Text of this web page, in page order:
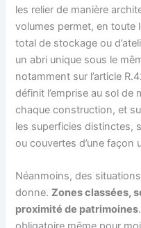
les relier de manière
volumes permet, en toute
total de stockage ou
un abri unique sous le
notamment sur l’article
définit l’emprise au sol
chaque construction, et
les superficies distinctes,
ou couvertes d’une façon
Néanmoins, des
donne.Zones classées,
proximité de patrimoines